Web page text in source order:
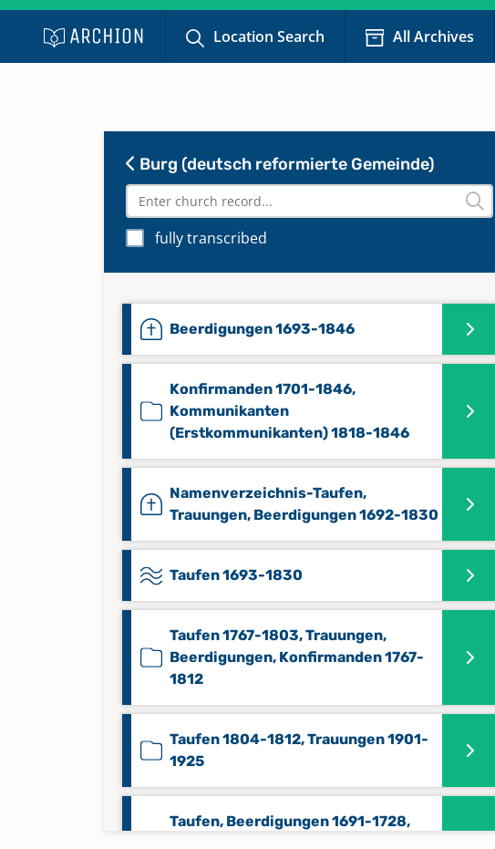
Location Search All Archives
Burg (deutsch reformierte Gemeinde)
fully transcribed
Beerdigungen 1693-1846
Konfirmanden 1701-1846,
Kommunikanten
(Erstkommunikanten) 1818-1846
Namenverzeichnis-Taufen,
Trauungen, Beerdigungen 1692-1830
Taufen 1693-1830
Taufen 1767-1803, Trauungen,
Beerdigungen, Konfirmanden 1767-
1812
Taufen 1804-1812, Trauungen 1901-
1925
Taufen, Beerdigungen 1691-1728,